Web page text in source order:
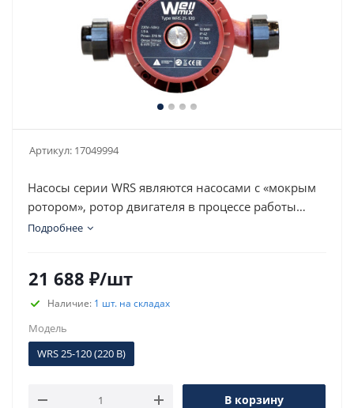
Артикул: 17049994
Насосы серии WRS являются насосами с «мокрым
ротором», ротор двигателя в процессе работы
омывается перекачиваемой жидкостью.
Подробнее
21 688 ₽/шт
Наличие: 1 шт. на складах
Модель
WRS 25-120 (220 В)
В корзину